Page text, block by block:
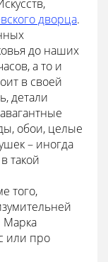
дворца.
до наших
а то и
в своей
детали
обои, целые
– иногда
такой
того,
Марка
или про